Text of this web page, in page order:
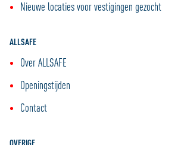
Nieuwe locaties voor vestigingen gezocht
ALLSAFE
Over ALLSAFE
Openingstijden
Contact
OVERIGE